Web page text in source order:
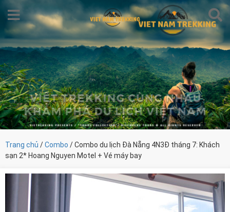
Trang chủ /Combo / Combo du lịch Đà Nẵng 4N3Đ tháng 7: Khách
sạn 2* Hoang Nguyen Motel + Vé máy bay